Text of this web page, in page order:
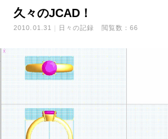
久々のJCAD！
2010.01.31 日々の記録 閲覧数：66